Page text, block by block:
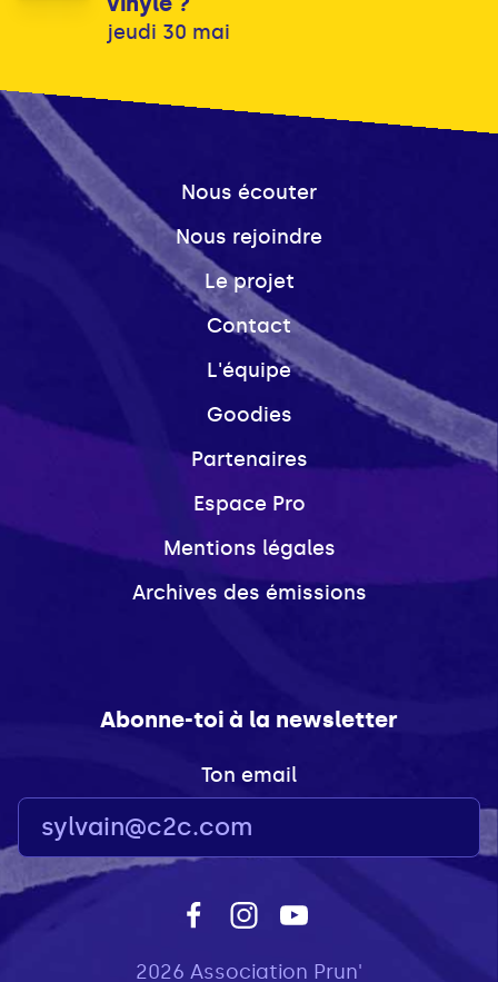
jeudi 30 mai
Nous écouter
Nous rejoindre
Le projet
Contact
L'équipe
Goodies
Partenaires
Espace Pro
Mentions légales
Archives des émissions
Abonne-toi à la newsletter
Ton email
2026 Association Prun'